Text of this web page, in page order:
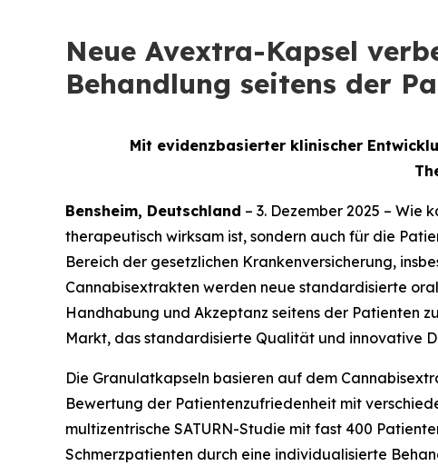
Neue Avextra-Kapsel
Behandlung seitens der
Mit evidenzbasierter klinischer
Bensheim, Deutschland – 3. Dezember 2025 – Wie
therapeutisch wirksam ist, sondern auch für die
Bereich der gesetzlichen Krankenversicherung,
Cannabisextrakten werden neue standardisierte
Handhabung und Akzeptanz seitens der Patienten
Markt, das standardisierte Qualität und innovative
Die Granulatkapseln basieren auf dem
Bewertung der Patientenzufriedenheit mit
multizentrische SATURN-Studie mit fast 400
Schmerzpatienten durch eine individualisierte